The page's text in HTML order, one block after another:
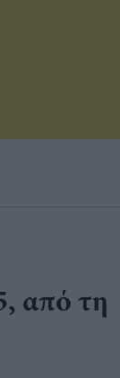
από τη